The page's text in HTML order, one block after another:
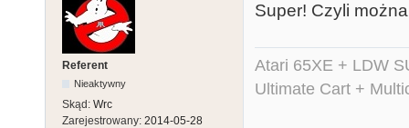
Referent
Nieaktywny
Skąd: Wrc
Zarejestrowany: 2014-05-28
Super! Czyli
Atari 65XE + LDW
Ultimate Cart +